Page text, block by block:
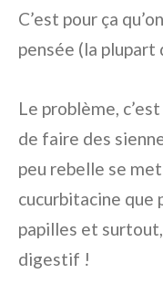
C’est pour ça
pensée (la plupart
Le problème,
de faire des
peu rebelle se
cucurbitacine que
papilles et
digestif !